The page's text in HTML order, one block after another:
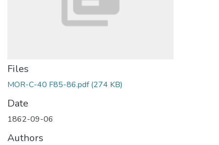
Files
MOR-C-40 F85-86.pdf(274 KB)
Date
1862-09-06
Authors